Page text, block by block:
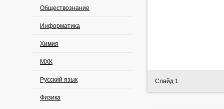
Обществознание
Информатика
Химия
МХК
Русский язык
Физика
Слайд 1